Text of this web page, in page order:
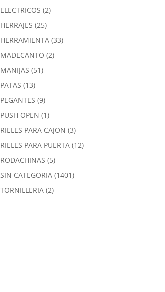
producto
ELECTRICOS 22
HERRAJES 2525
productos
HERRAMIENTA 3333
MADECANTO 22
MANIJAS 5151
PATAS 1313
productos
PEGANTES 99
productos
PUSH OPEN 11
producto
RIELES PARA CAJON 33
productos
RIELES PARA PUERTA 1212
RODACHINAS 55
productos
SIN CATEGORIA 14011401
TORNILLERIA 22